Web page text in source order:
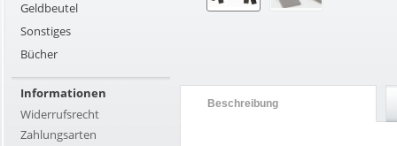
Geldbeutel
Sonstiges
Bücher
Informationen
Widerrufsrecht
Zahlungsarten
Beschreibung